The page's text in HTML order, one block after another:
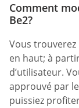
Comment
Be2?
Vous
en haut; à
d’utilisateur.
approuvé par
puissiez